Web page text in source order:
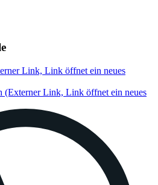
Link, Link öffnet ein neues
(Externer Link, Link öffnet ein neues